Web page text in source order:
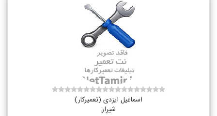
اسماعیل ایزدی (تعمیرکار)
شیراز